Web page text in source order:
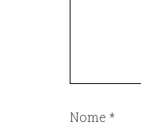
Nome *